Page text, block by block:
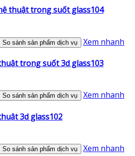
thuật trong suốt glass104
So sánh sản phẩm dịch vụ Xem nhanh
trong suốt 3d glass103
So sánh sản phẩm dịch vụ Xem nhanh
3d glass102
So sánh sản phẩm dịch vụ Xem nhanh